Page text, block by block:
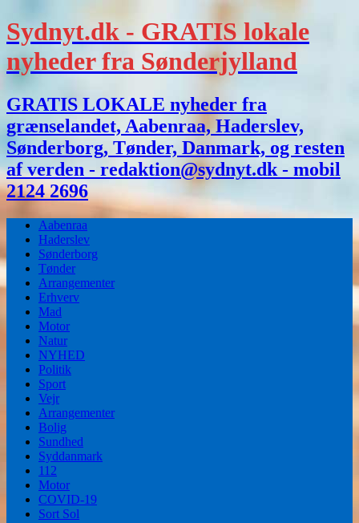
Sydnyt.dk - GRATIS lokale
nyheder fra Sønderjylland
GRATIS LOKALE nyheder fra
grænselandet, Aabenraa, Haderslev,
Sønderborg, Tønder, Danmark, og resten
af verden - redaktion@sydnyt.dk - mobil
2124 2696
Aabenraa
Haderslev
Sønderborg
Tønder
Arrangementer
Erhverv
Mad
Motor
Natur
NYHED
Politik
Sport
Vejr
Arrangementer
Bolig
Sundhed
Syddanmark
112
Motor
COVID-19
Sort Sol